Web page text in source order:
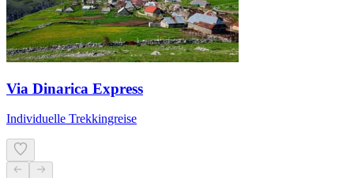
Via Dinarica Express
Individuelle Trekkingreise